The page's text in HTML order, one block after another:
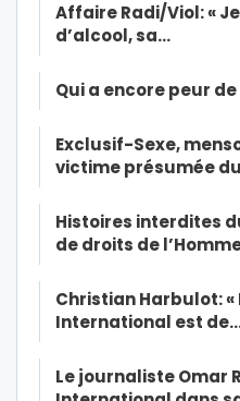
Affaire Radi/Viol: «
d’alcool, sa…
Qui a encore peur
Exclusif-Sexe,
victime présumée
Histoires interdites
de droits de
Christian Harbulot: «
International est
Le journaliste Omar